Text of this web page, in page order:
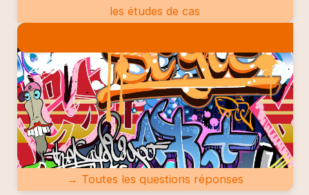
les études de cas
→ Toutes les questions réponses